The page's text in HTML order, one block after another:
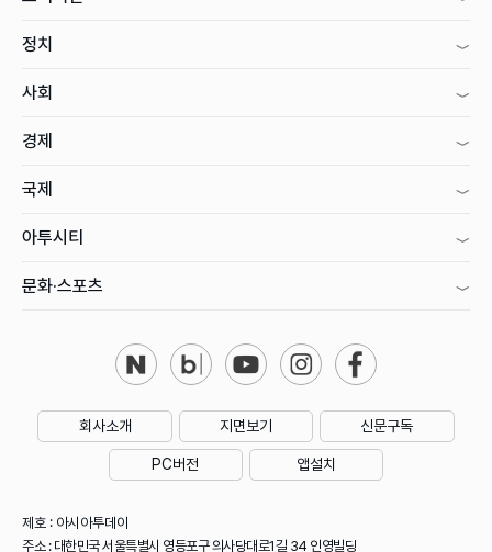
정치
사회
경제
국제
아투시티
문화·스포츠
회사소개 지면보기 신문구독
PC버전 앱설치
제호 : 아시아투데이
주소 : 대한민국 서울특별시 영등포구 의사당대로1길 34 인영빌딩